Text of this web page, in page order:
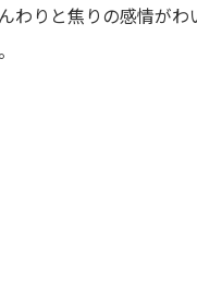
わりと焦りの感情が